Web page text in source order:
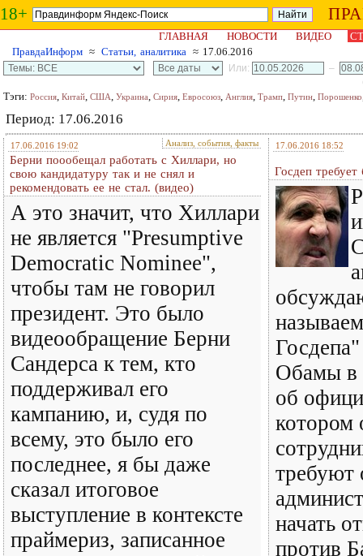
18+
ГЛАВНАЯ НОВОСТИ ВИДЕО
ПравдаИнформ ≈ Статьи, аналитика ≈ 17.06.2016
Или:
–
Тэги: Россия, Китай, США, Украина, Сирия, Евросоюз, Англия, Трамп, Путин, Порошенко
Период: 17.06.2016
17.06.2016 19:02 Анализ, события, факты
Берни поообещал работать с Хиллари, но
свою кандидатуру так и не снял и
рекомендовать ее не стал. (видео)
А это значит, что Хиллари
не является "Presumptive
Democratic Nominee",
чтобы там не говорил
президент. Это было
видеообращение Берни
Сандерса к тем, кто
поддерживал его
кампанию, и, судя по
всему, это было его
последнее, я бы даже
сказал итоговое
выступление в контексте
праймериз, записанное
17.06.2016 18:52
Госдеп
Обамы в
об
котором
требуют
начать
против